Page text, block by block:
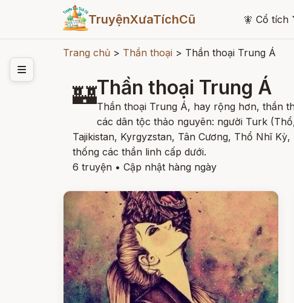
TruyệnXưaTíchCũ 🧚 Cổ tích
Trang chủ > Thần thoại > Thần thoại Trung Á
🏰Thần thoại Trung Á
Thần thoại Trung Á, hay rộng hơn, thần
các dân tộc thảo nguyên: người Turk
Tajikistan, Kyrgyzstan, Tân Cương, Thổ Nhĩ
thống các thần linh cấp dưới.
6 truyện • Cập nhật hàng ngày